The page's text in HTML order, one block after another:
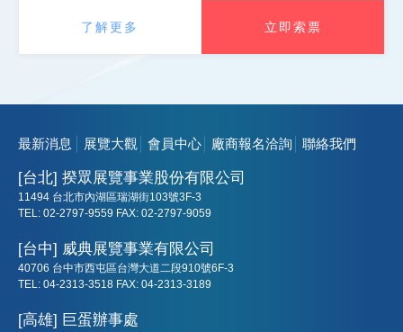
了解更多 立即索票
最新消息 展覽大觀 會員中心 廠商報名洽詢 聯絡我們
[台北] 揆眾展覽事業股份有限公司
11494 台北市內湖區瑞湖街103號3F-3
TEL: 02-2797-9559 FAX: 02-2797-9059
[台中] 威典展覽事業有限公司
40706 台中市西屯區台灣大道二段910號6F-3
TEL: 04-2313-3518 FAX: 04-2313-3189
[高雄] 巨蛋辦事處